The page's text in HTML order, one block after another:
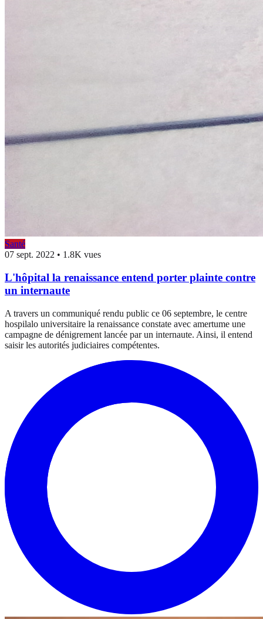
Santé
07 sept. 2022 • 1.8K vues
L'hôpital la renaissance entend porter plainte contre
un internaute
A travers un communiqué rendu public ce 06 septembre, le centre
hospilalo universitaire la renaissance constate avec amertume une
campagne de dénigrement lancée par un internaute. Ainsi, il entend
saisir les autorités judiciaires compétentes.